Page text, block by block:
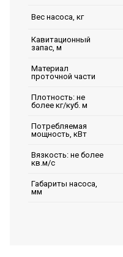
Вес насоса, кг
Кавитационный
запас, м
Материал
проточной части
Плотность: не
более кг/куб. м
Потребляемая
мощность, кВт
Вязкость: не более
кв.м/с
Габариты насоса,
мм